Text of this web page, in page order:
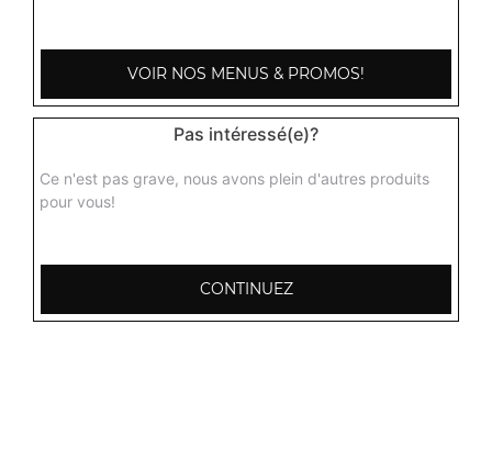
VOIR NOS MENUS & PROMOS!
Pas intéressé(e)?
Ce n'est pas grave, nous avons plein d'autres produits
pour vous!
CONTINUEZ